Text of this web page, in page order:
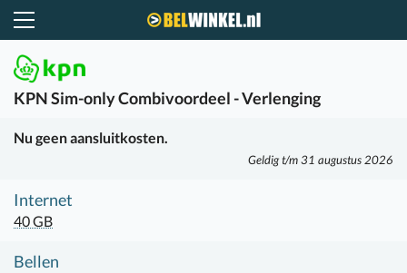
KPNSim-only Combivoordeel - Verlenging
Nu geen aansluitkosten.
Geldig t/m 31 augustus 2026
Internet
40 GB
Bellen